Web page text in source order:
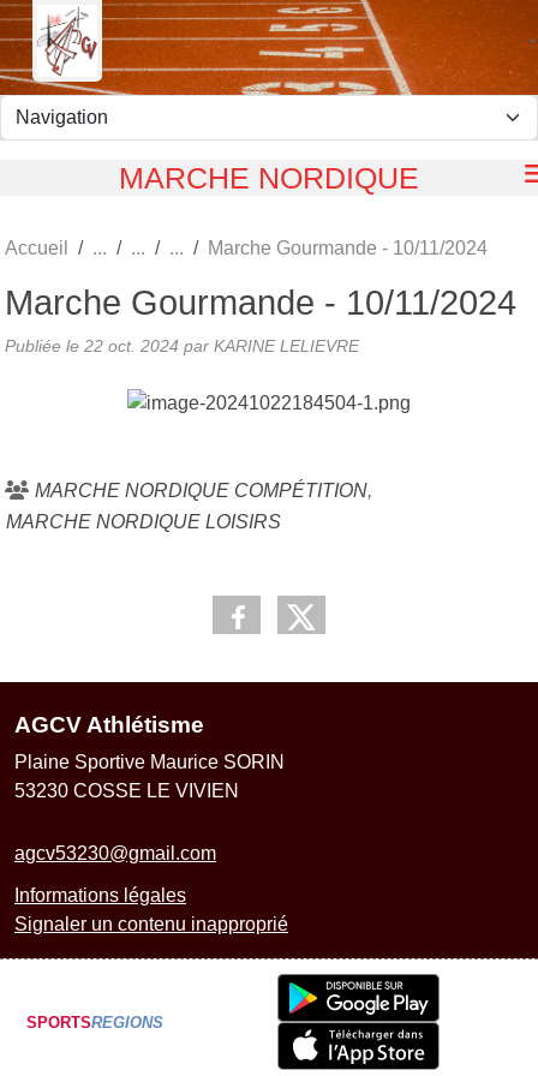
MARCHE NORDIQUE
Accueil Marche Gourmande - 10/11/2024
Marche Gourmande - 10/11/2024
Publiée le 22 oct. 2024 par KARINE LELIEVRE
MARCHE NORDIQUE COMPÉTITION
MARCHE NORDIQUE LOISIRS
AGCV Athlétisme
Plaine Sportive Maurice SORIN
53230 COSSE LE VIVIEN
agcv53230@gmail.com
Informations légales
Signaler un contenu inapproprié
SPORTSREGIONS
Panneau de gestion des cookies